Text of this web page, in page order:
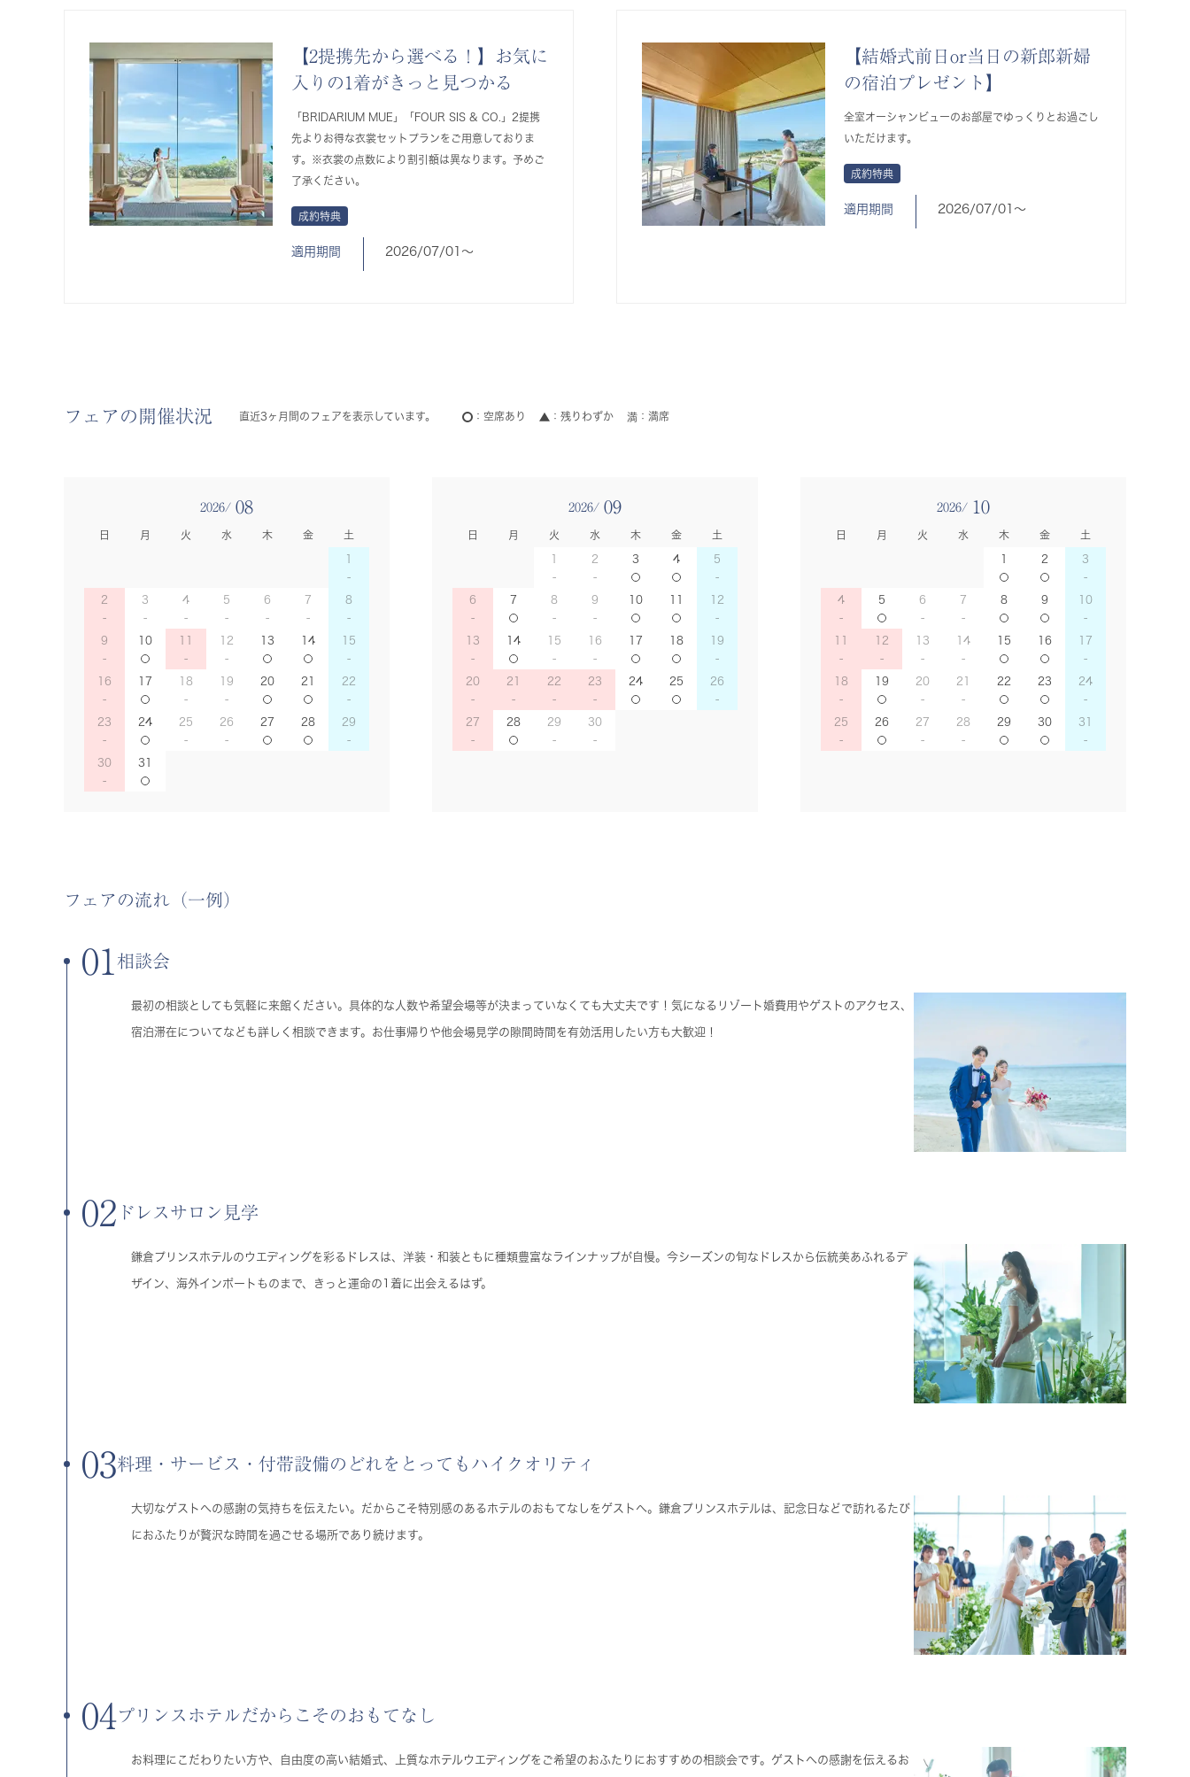
【2提携先から選べる！】お気に
入りの1着がきっと見つかる
「BRIDARIUM MUE」「FOUR SIS & CO.」2提携
先よりお得な衣裳セットプランをご用意しておりま
す。※衣裳の点数により割引額は異なります。予めご
了承ください。
成約特典
適用期間 2026/07/01〜
【結婚式前日or当日の新郎新婦
の宿泊プレゼント】
全室オーシャンビューのお部屋でゆっくりとお過ごし
いただけます。
成約特典
適用期間 2026/07/01〜
フェアの開催状況 直近3ヶ月間のフェアを表示しています。 空席あり 残りわずか 満席
2026/ 08
日 月 火 水 木 金 土
1
2 3 4 5 6 7 8
9 10 11 12 13 14 15
16 17 18 19 20 21 22
23 24 25 26 27 28 29
30 31
2026/ 09
日 月 火 水 木 金 土
1 2 3 4 5
6 7 8 9 10 11 12
13 14 15 16 17 18 19
20 21 22 23 24 25 26
27 28 29 30
2026/ 10
日 月 火 水 木 金 土
1 2 3
4 5 6 7 8 9 10
11 12 13 14 15 16 17
18 19 20 21 22 23 24
25 26 27 28 29 30 31
フェアの流れ（一例）
01 相談会
最初の相談としても気軽に来館ください。具体的な人数や希望会場等が決まっていなくても大丈夫です！気になるリゾート婚費用やゲストのアクセス、
宿泊滞在についてなども詳しく相談できます。お仕事帰りや他会場見学の隙間時間を有効活用したい方も大歓迎！
02 ドレスサロン見学
鎌倉プリンスホテルのウエディングを彩るドレスは、洋装・和装ともに種類豊富なラインナップが自慢。今シーズンの旬なドレスから伝統美あふれるデ
ザイン、海外インポートものまで、きっと運命の1着に出会えるはず。
03料理・サービス・付帯設備のどれをとってもハイクオリティ
大切なゲストへの感謝の気持ちを伝えたい。だからこそ特別感のあるホテルのおもてなしをゲストへ。鎌倉プリンスホテルは、記念日などで訪れるたび
におふたりが贅沢な時間を過ごせる場所であり続けます。
04プリンスホテルだからこそのおもてなし
お料理にこだわりたい方や、自由度の高い結婚式、上質なホテルウエディングをご希望のおふたりにおすすめの相談会です。ゲストへの感謝を伝えるお